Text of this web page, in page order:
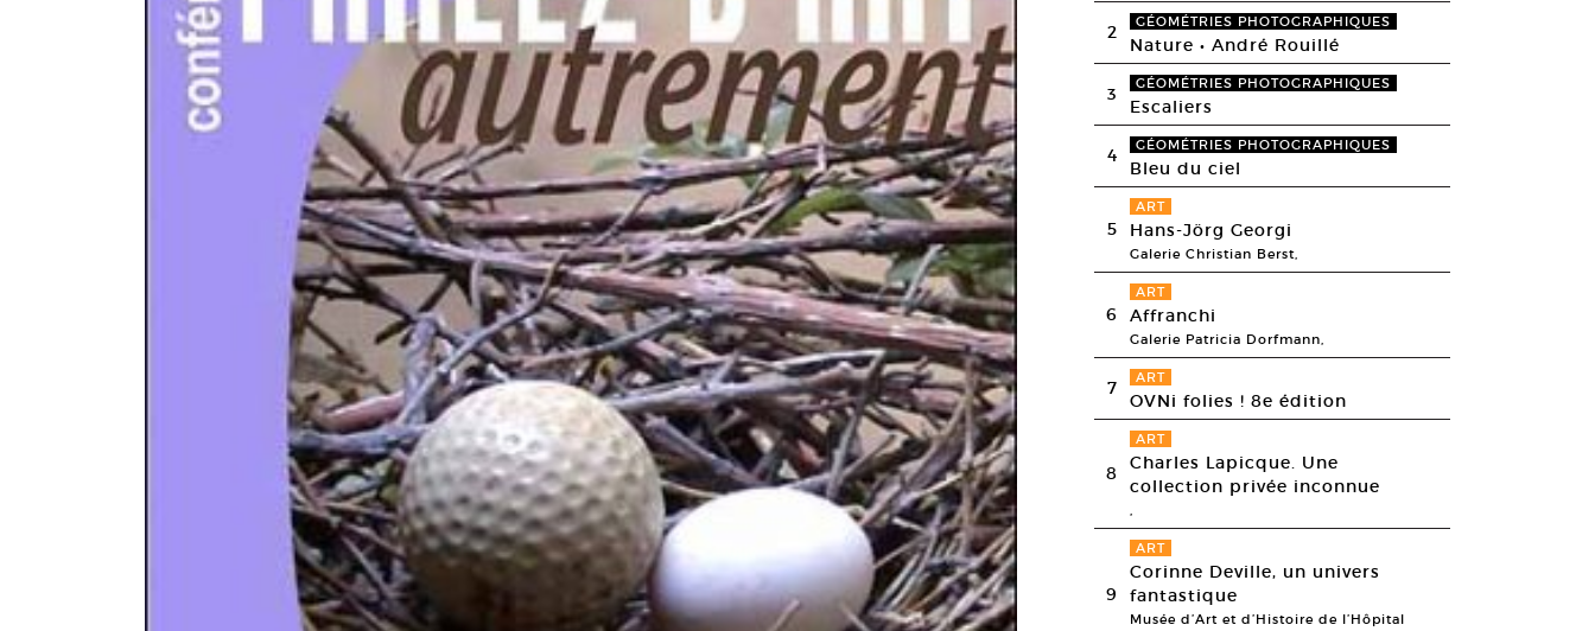
2 GÉOMÉTRIES PHOTOGRAPHIQUES
Nature • André Rouillé
3 GÉOMÉTRIES PHOTOGRAPHIQUES
Escaliers
4 GÉOMÉTRIES PHOTOGRAPHIQUES
Bleu du ciel
5
ART
Hans-Jörg Georgi
Galerie Christian Berst,
6
ART
Affranchi
Galerie Patricia Dorfmann,
7 ART
OVNi folies ! 8e édition
8
ART
Charles Lapicque. Une
collection privée inconnue
,
9
ART
Corinne Deville, un univers
fantastique
Musée d’Art et d’Histoire de l’Hôpital